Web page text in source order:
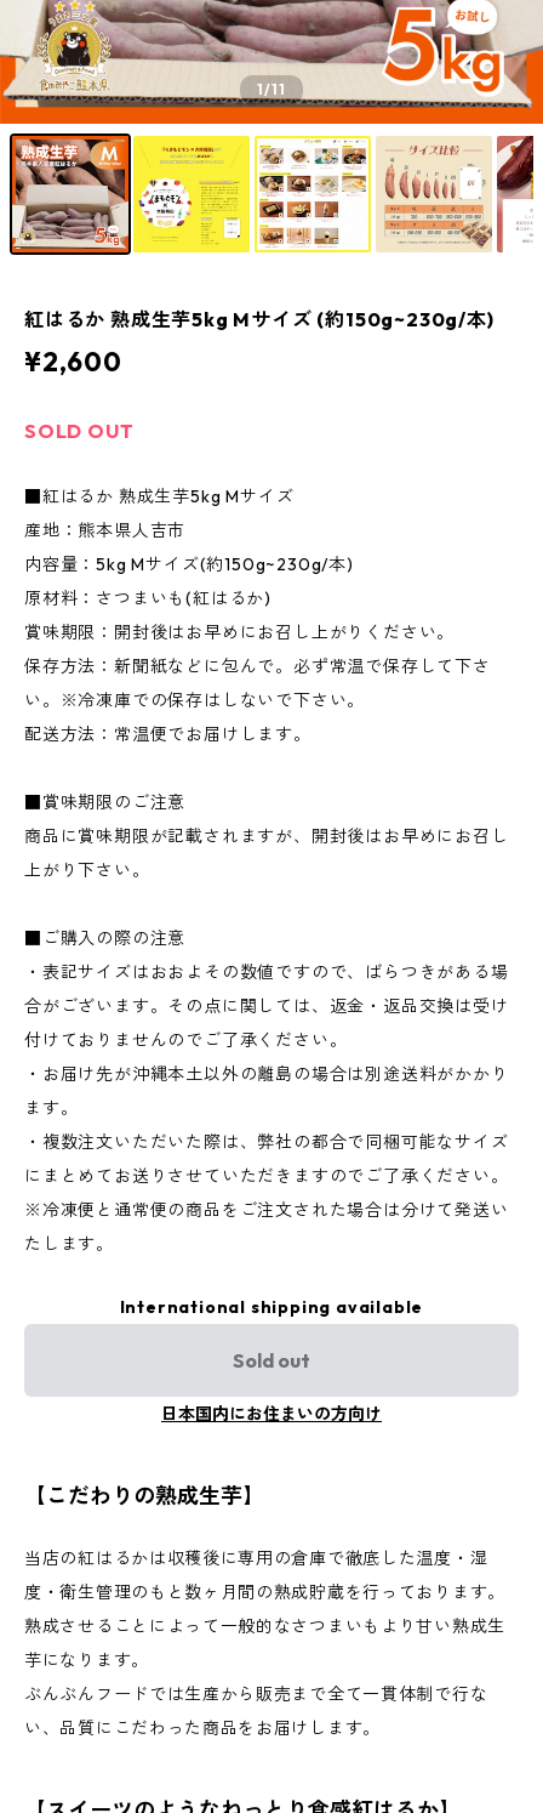
1/11
紅はるか 熟成生芋5kg Mサイズ (約150g~230g/本)
¥2,600
SOLD OUT
■紅はるか 熟成生芋5kg Mサイズ
産地：熊本県人吉市
内容量：5kg Mサイズ(約150g~230g/本)
原材料：さつまいも(紅はるか)
賞味期限：開封後はお早めにお召し上がりください。
保存方法：新聞紙などに包んで。必ず常温で保存して下さ
い。※冷凍庫での保存はしないで下さい。
配送方法：常温便でお届けします。
■賞味期限のご注意
商品に賞味期限が記載されますが、開封後はお早めにお召し
上がり下さい。
■ご購入の際の注意
・表記サイズはおおよその数値ですので、ばらつきがある場
合がございます。その点に関しては、返金・返品交換は受け
付けておりませんのでご了承ください。
・お届け先が沖縄本土以外の離島の場合は別途送料がかかり
ます。
・複数注文いただいた際は、弊社の都合で同梱可能なサイズ
にまとめてお送りさせていただきますのでご了承ください。
※冷凍便と通常便の商品をご注文された場合は分けて発送い
たします。
International shipping available
Sold out
日本国内にお住まいの方向け
【こだわりの熟成生芋】
当店の紅はるかは収穫後に専用の倉庫で徹底した温度・湿
度・衛生管理のもと数ヶ月間の熟成貯蔵を行っております。
熟成させることによって一般的なさつまいもより甘い熟成生
芋になります。
ぶんぶんフードでは生産から販売まで全て一貫体制で行な
い、品質にこだわった商品をお届けします。